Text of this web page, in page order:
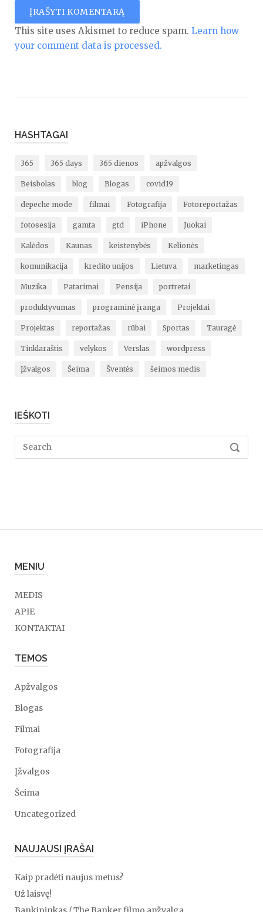
This site uses Akismet to reduce spam. Learn how
your comment data is processed.
HASHTAGAI
365 365 days 365 dienos apžvalgos
Beisbolas blog Blogas covid19
depeche mode filmai Fotografija Fotoreportažas
fotosesija gamta gtd iPhone Juokai
Kalėdos Kaunas keistenybės Kelionės
komunikacija kredito unijos Lietuva marketingas
Muzika Patarimai Pensija portretai
produktyvumas programinė įranga Projektai
Projektas reportažas rūbai Sportas Tauragė
Tinklaraštis velykos Verslas wordpress
Įžvalgos Šeima Šventės šeimos medis
IEŠKOTI
Search
MENIU
MEDIS
APIE
KONTAKTAI
TEMOS
Apžvalgos
Blogas
Filmai
Fotografija
Įžvalgos
Šeima
Uncategorized
NAUJAUSI ĮRAŠAI
Kaip pradėti naujus metus?
Už laisvę!